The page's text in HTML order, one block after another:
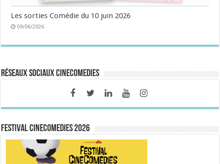
Les sorties Comédie du 10 juin 2026
09/06/2026
Réseaux sociaux CineComedies
FESTIVAL CINECOMEDIES 2026